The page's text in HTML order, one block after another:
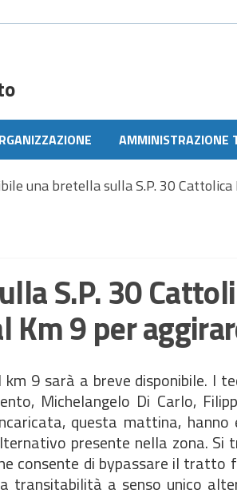
AMMINISTRAZIONE
una bretella sulla S.P. 30
S.P. 30
Km 9 per
9 sarà a breve disponibile. I
Michelangelo Di Carlo,
questa mattina,
presente nella zona.
consente di bypassare il tratto
transitabilità a senso unico